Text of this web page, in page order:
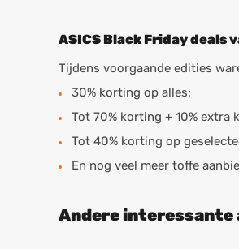
ASICS Black Friday deals
Tijdens voorgaande edities
30% korting op alles;
Tot 70% korting + 10%
Tot 40% korting op
En nog veel meer toffe
Andere interessante